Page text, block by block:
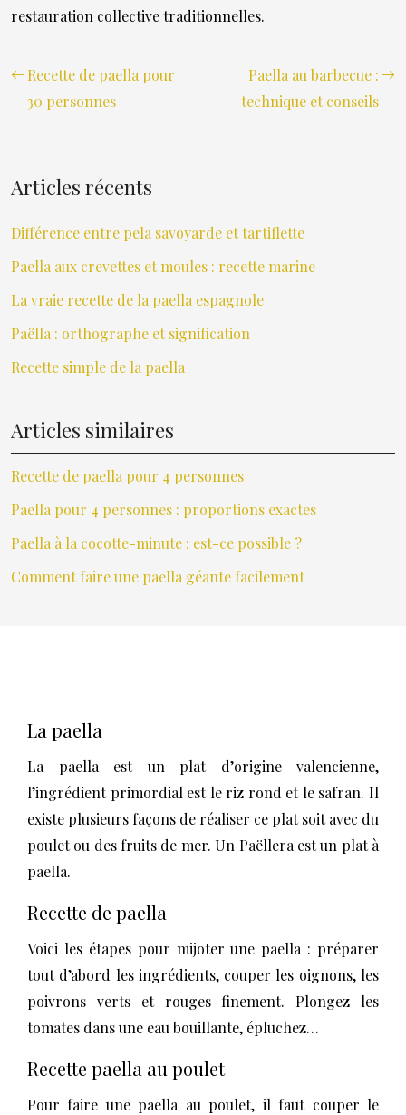
restauration collective traditionnelles.
Recette de paella pour
30 personnes
Paella au barbecue :
technique et conseils
Articles récents
Différence entre pela savoyarde et tartiflette
Paella aux crevettes et moules : recette marine
La vraie recette de la paella espagnole
Paëlla : orthographe et signification
Recette simple de la paella
Articles similaires
Recette de paella pour 4 personnes
Paella pour 4 personnes : proportions exactes
Paella à la cocotte-minute : est-ce possible ?
Comment faire une paella géante facilement
La paella
La paella est un plat d’origine valencienne,
l’ingrédient primordial est le riz rond et le safran. Il
existe plusieurs façons de réaliser ce plat soit avec du
poulet ou des fruits de mer. Un Paëllera est un plat à
paella.
Recette de paella
Voici les étapes pour mijoter une paella : préparer
tout d’abord les ingrédients, couper les oignons, les
poivrons verts et rouges finement. Plongez les
tomates dans une eau bouillante, épluchez…
Recette paella au poulet
Pour faire une paella au poulet, il faut couper le